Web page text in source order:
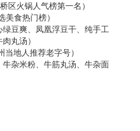
区火锅人气榜第一名）
美食热门榜）
绿豆爽、凤凰浮豆干、纯手工
丸汤）
地人推荐老字号）
牛杂米粉、牛筋丸汤、牛杂面